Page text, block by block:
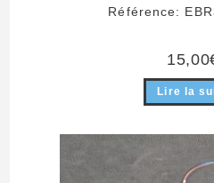
Référence:
15,00
Lire la